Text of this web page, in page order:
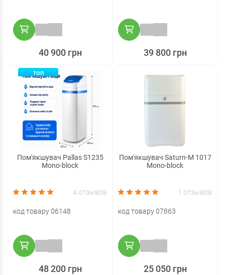
40 900 грн 39 800 грн
ТОП
Пом'якшувач Pallas S1235
Mono-block
4 отзывов
код товару 06148
48 200 грн
Пом'якшувач Saturn-M 1017
Mono-block
1 отзывов
код товару 07863
25 050 грн